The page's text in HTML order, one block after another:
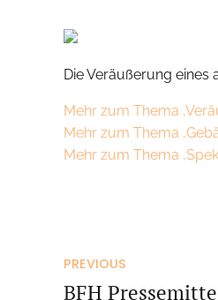
Die Veräußerung
Mehr zum Thema
Mehr zum Thema
Mehr zum Thema
PREVIOUS
BFH